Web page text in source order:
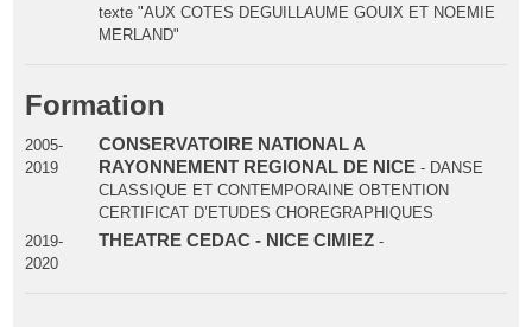
texte "AUX COTES DEGUILLAUME GOUIX ET NOEMIE
MERLAND"
Formation
2005-
2019
CONSERVATOIRE NATIONAL A
RAYONNEMENT REGIONAL DE NICE- DANSE
CLASSIQUE ET CONTEMPORAINE OBTENTION
CERTIFICAT D’ETUDES CHOREGRAPHIQUES
2019-
2020
THEATRE CEDAC - NICE CIMIEZ-